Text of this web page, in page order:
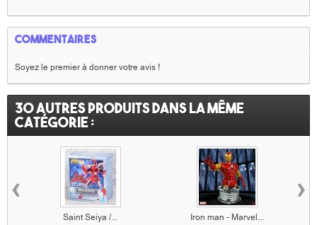
Commentaires
Soyez le premier à donner votre avis !
30 autres produits dans la même
catégorie :
Saint Seiya /... Iron man - Marvel...
‹ ›